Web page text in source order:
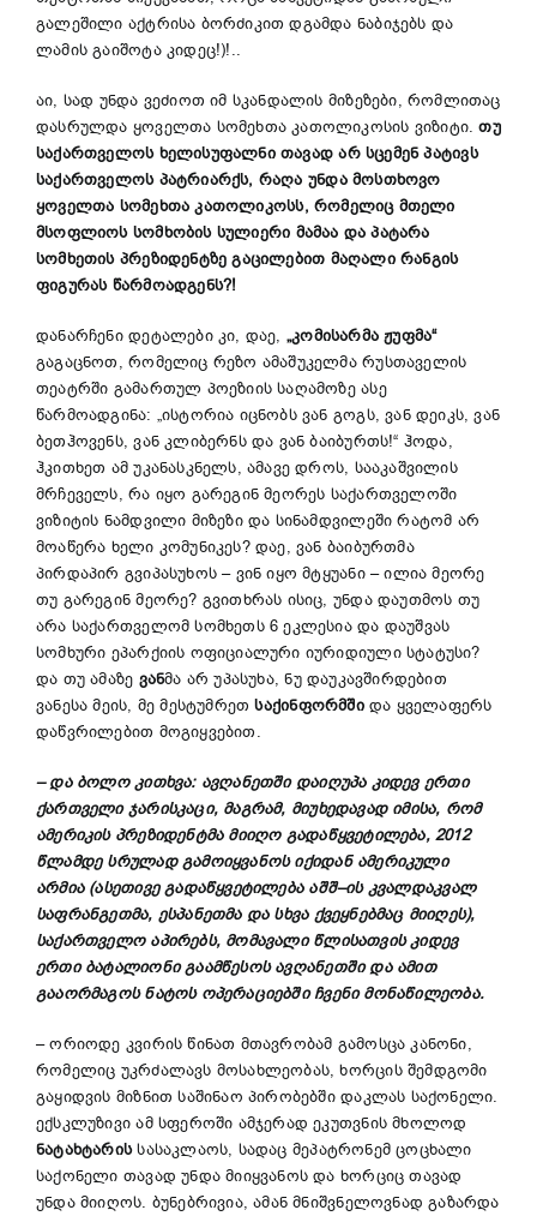
გალეშილი აქტრისა ბორძიკით დგამდა ნაბიჯებს და
ლამის გაიშოტა კიდეც!)!..
აი, სად უნდა ვეძიოთ იმ სკანდალის მიზეზები, რომლითაც
დასრულდა ყოველთა სომეხთა კათოლიკოსის ვიზიტი.თუ
საქართველოს ხელისუფალნი თავად არ სცემენ პატივს
საქართველოს პატრიარქს, რაღა უნდა მოსთხოვო
ყოველთა სომეხთა კათოლიკოსს, რომელიც მთელი
მსოფლიოს სომხობის სულიერი მამაა და პატარა
სომხეთის პრეზიდენტზე გაცილებით მაღალი რანგის
ფიგურას წარმოადგენს?!
დანარჩენი დეტალები კი, დაე, „კომისარმა ჟუფმა“
გაგაცნოთ, რომელიც რეზო ამაშუკელმა რუსთაველის
თეატრში გამართულ პოეზიის საღამოზე ასე
წარმოადგინა: „ისტორია იცნობს ვან გოგს, ვან დეიკს, ვან
ბეთჰოვენს, ვან კლიბერნს და ვან ბაიბურთს!“ ჰოდა,
ჰკითხეთ ამ უკანასკნელს, ამავე დროს, სააკაშვილის
მრჩეველს, რა იყო გარეგინ მეორეს საქართველოში
ვიზიტის ნამდვილი მიზეზი და სინამდვილეში რატომ არ
მოაწერა ხელი კომუნიკეს? დაე, ვან ბაიბურთმა
პირდაპირ გვიპასუხოს – ვინ იყო მტყუანი – ილია მეორე
თუ გარეგინ მეორე? გვითხრას ისიც, უნდა დაუთმოს თუ
არა საქართველომ სომხეთს 6 ეკლესია და დაუშვას
სომხური ეპარქიის ოფიციალური იურიდიული სტატუსი?
და თუ ამაზე ვანმა არ უპასუხა, ნუ დაუკავშირდებით
ვანესა მეის, მე მესტუმრეთსაქინფორმშიდა ყველაფერს
დაწვრილებით მოგიყვებით.
– და ბოლო კითხვა: ავღანეთში დაიღუპა კიდევ ერთი
ქართველი ჯარისკაცი, მაგრამ, მიუხედავად იმისა, რომ
ამერიკის პრეზიდენტმა მიიღო გადაწყვეტილება, 2012
წლამდე სრულად გამოიყვანოს იქიდან ამერიკული
არმია(ასეთივე გადაწყვეტილება აშშ–ის კვალდაკვალ
საფრანგეთმა, ესპანეთმა და სხვა ქვეყნებმაც მიიღეს),
საქართველო აპირებს, მომავალი წლისათვის კიდევ
ერთი ბატალიონი გაამწესოს ავღანეთში და ამით
გააორმაგოს ნატოს ოპერაციებში ჩვენი მონაწილეობა.
– ორიოდე კვირის წინათ მთავრობამ გამოსცა კანონი,
რომელიც უკრძალავს მოსახლეობას, ხორცის შემდგომი
გაყიდვის მიზნით საშინაო პირობებში დაკლას საქონელი.
ექსკლუზივი ამ სფეროში ამჯერად ეკუთვნის მხოლოდ
ნატახტარისსასაკლაოს, სადაც მეპატრონემ ცოცხალი
საქონელი თავად უნდა მიიყვანოს და ხორციც თავად
უნდა მიიღოს. ბუნებრივია, ამან მნიშვნელოვნად გაზარდა